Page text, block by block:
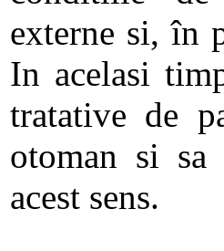
externe si, în
In acelasi
tratative de
otoman si sa
acest sens.